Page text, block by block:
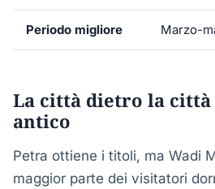
Periodo migliore Marzo-
La città dietro la
antico
Petra ottiene i titoli, ma Wadi
maggior parte dei visitatori